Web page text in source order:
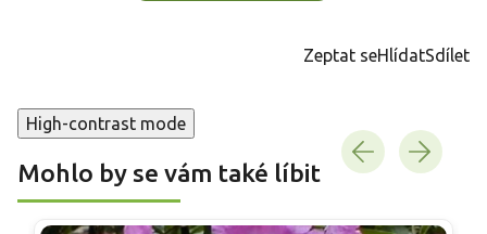
Zeptat seHlídatSdílet
High-contrast mode
Mohlo by se vám také líbit